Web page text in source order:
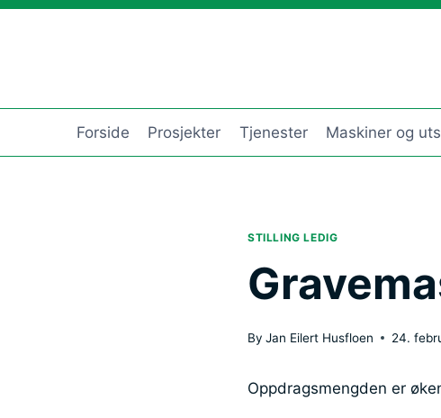
Skip
Forside Prosjekter Tjenester Maskiner og
STILLING LEDIG
By Jan Eilert Husfloen 24.
Oppdragsmengden er